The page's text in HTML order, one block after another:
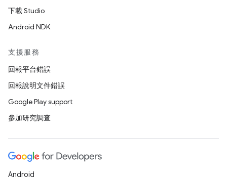
下載 Studio
Android NDK
支援服務
回報平台錯誤
回報說明文件錯誤
Google Play support
參加研究調查
Android